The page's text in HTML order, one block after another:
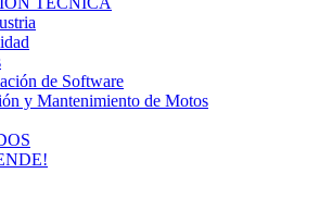
de Software
y Mantenimiento de Motos